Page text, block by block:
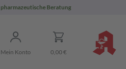
pharmazeutische Beratung
Mein Konto 0,00 €